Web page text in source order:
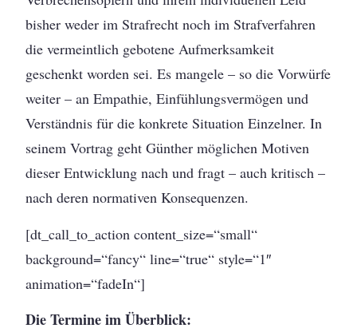
bisher weder im Strafrecht noch im Strafverfahren
die vermeintlich gebotene Aufmerksamkeit
geschenkt worden sei. Es mangele – so die Vorwürfe
weiter – an Empathie, Einfühlungsvermögen und
Verständnis für die konkrete Situation Einzelner. In
seinem Vortrag geht Günther möglichen Motiven
dieser Entwicklung nach und fragt – auch kritisch –
nach deren normativen Konsequenzen.
[dt_call_to_action content_size=“small“
background=“fancy“ line=“true“ style=“1″
animation=“fadeIn“]
Die Termine im Überblick: